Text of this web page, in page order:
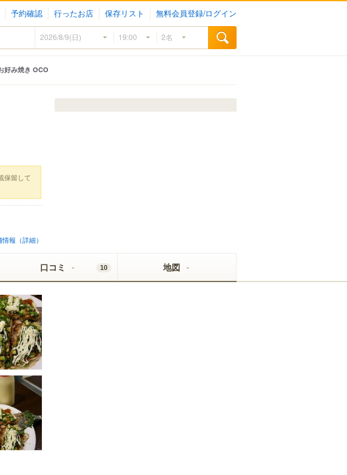
予約確認 行ったお店 保存リスト 無料会員登録/ログイン
好み焼き OCO
保留して
情報（詳細）
口コミ 10 地図